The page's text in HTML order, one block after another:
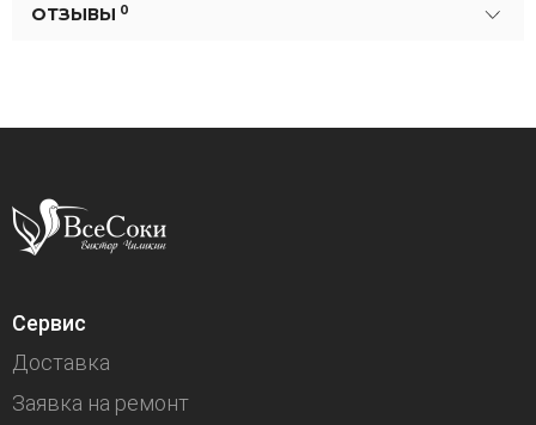
ОТЗЫВЫ 0
Сервис
Доставка
Заявка на ремонт